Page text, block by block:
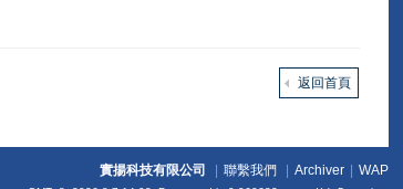
返回首頁
實揚科技有限公司 聯繫我們 Archiver WAP